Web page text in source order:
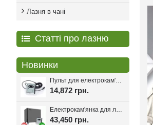
Лазня в чані
Статті про лазню
Новинки
Пульт для електрокам'янки EcoFlame Con-6, 18-25 кВт.
14,872 грн.
Електрокам'янка для лазні Eco Flame SAM D-27 27 кВт + пульт CON6
43,450 грн.